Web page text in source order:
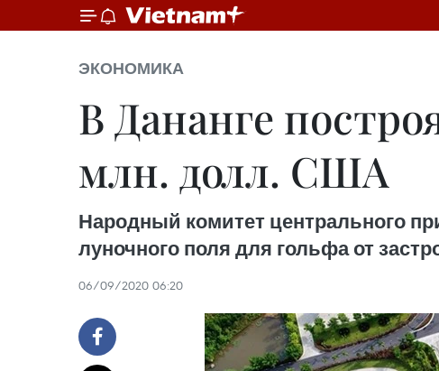
ЭКОНОМИКА
В Дананге
млн. долл. США
Народный комитет центрального
луночного поля для гольфа от
06/09/2020 06:20